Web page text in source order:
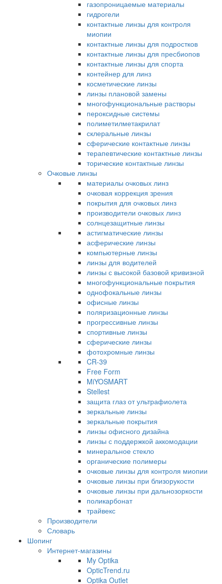
газопроницаемые материалы
гидрогели
контактные линзы для контроля
миопии
контактные линзы для подростков
контактные линзы для пресбиопов
контактные линзы для спорта
контейнер для линз
косметические линзы
линзы плановой замены
многофункциональные растворы
пероксидные системы
полиметилметакрилат
склеральные линзы
сферические контактные линзы
терапевтические контактные линзы
торические контактные линзы
Очковые линзы
материалы очковых линз
очковая коррекция зрения
покрытия для очковых линз
производители очковых линз
солнцезащитные линзы
астигматические линзы
асферические линзы
компьютерные линзы
линзы для водителей
линзы с высокой базовой кривизной
многофункциональные покрытия
однофокальные линзы
офисные линзы
поляризационные линзы
прогрессивные линзы
спортивные линзы
сферические линзы
фотохромные линзы
CR-39
Free Form
MiYOSMART
Stellest
защита глаз от ультрафиолета
зеркальные линзы
зеркальные покрытия
линзы офисного дизайна
линзы с поддержкой аккомодации
минеральное стекло
органические полимеры
очковые линзы для контроля миопии
очковые линзы при близорукости
очковые линзы при дальнозоркости
поликарбонат
трайвекс
Производители
Словарь
Шопинг
Интернет-магазины
My Optika
OpticTrend.ru
Optika Outlet